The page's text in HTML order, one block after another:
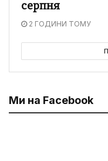
серпня
2 ГОДИНИ ТОМУ
Ми на Facebook